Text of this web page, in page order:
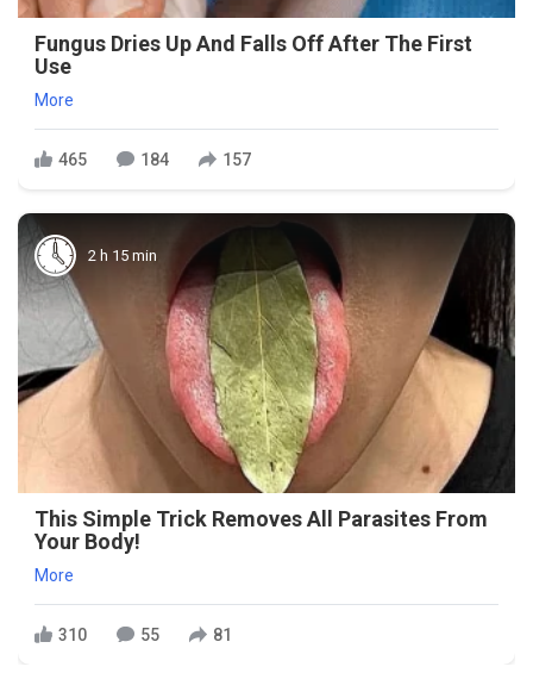
Fungus Dries Up And Falls Off After The First
Use
More
465 184 157
2 h 15 min
This Simple Trick Removes All Parasites From
Your Body!
More
310 55 81